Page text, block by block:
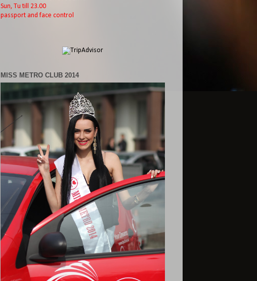
Sun, Tu till 23.00
passport and face control
MISS METRO CLUB 2014